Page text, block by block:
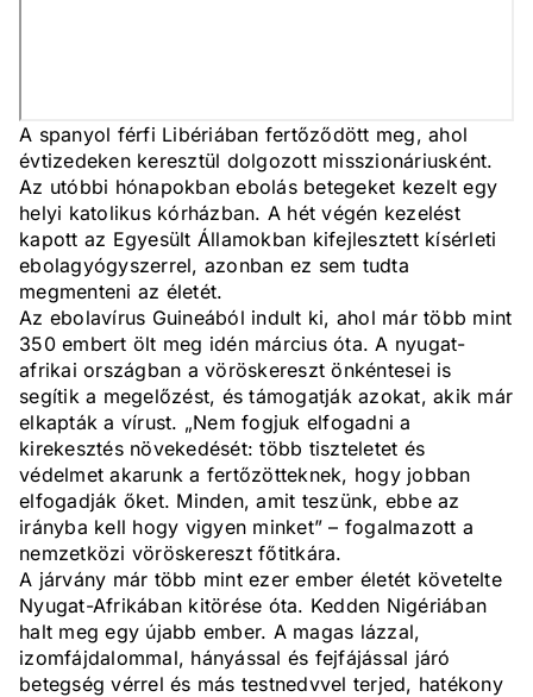
A spanyol férfi Libériában fertőződött meg, ahol
évtizedeken keresztül dolgozott misszionáriusként.
Az utóbbi hónapokban ebolás betegeket kezelt egy
helyi katolikus kórházban. A hét végén kezelést
kapott az Egyesült Államokban kifejlesztett kísérleti
ebolagyógyszerrel, azonban ez sem tudta
megmenteni az életét.
Az ebolavírus Guineából indult ki, ahol már több mint
350 embert ölt meg idén március óta. A nyugat-
afrikai országban a vöröskereszt önkéntesei is
segítik a megelőzést, és támogatják azokat, akik már
elkapták a vírust. „Nem fogjuk elfogadni a
kirekesztés növekedését: több tiszteletet és
védelmet akarunk a fertőzötteknek, hogy jobban
elfogadják őket. Minden, amit teszünk, ebbe az
irányba kell hogy vigyen minket” – fogalmazott a
nemzetközi vöröskereszt főtitkára.
A járvány már több mint ezer ember életét követelte
Nyugat-Afrikában kitörése óta. Kedden Nigériában
halt meg egy újabb ember. A magas lázzal,
izomfájdalommal, hányással és fejfájással járó
betegség vérrel és más testnedvvel terjed, hatékony